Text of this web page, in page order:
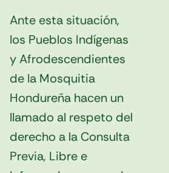
Ante esta situación,
los Pueblos Indígenas
y Afrodescendientes
de la Mosquitia
Hondureña hacen un
llamado al respeto del
derecho a la Consulta
Previa, Libre e